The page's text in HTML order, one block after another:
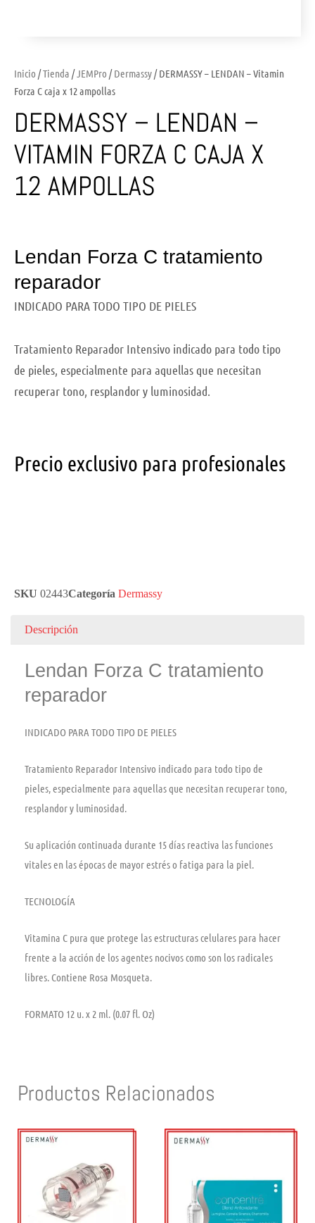
Inicio /Tienda /JEMPro /Dermassy/ DERMASSY – LENDAN – Vitamin
Forza C caja x 12 ampollas
DERMASSY – LENDAN –
VITAMIN FORZA C CAJA X
12 AMPOLLAS
Lendan Forza C tratamiento
reparador
INDICADO PARA TODO TIPO DE PIELES
Tratamiento Reparador Intensivo indicado para todo tipo
de pieles, especialmente para aquellas que necesitan
recuperar tono, resplandor y luminosidad.
Precio exclusivo para profesionales
SKU 02443Categoría Dermassy
Descripción
Lendan Forza C tratamiento
reparador
INDICADO PARA TODO TIPO DE PIELES
Tratamiento Reparador Intensivo indicado para todo tipo de
pieles, especialmente para aquellas que necesitan recuperar tono,
resplandor y luminosidad.
Su aplicación continuada durante 15 días reactiva las funciones
vitales en las épocas de mayor estrés o fatiga para la piel.
TECNOLOGÍA
Vitamina C pura que protege las estructuras celulares para hacer
frente a la acción de los agentes nocivos como son los radicales
libres. Contiene Rosa Mosqueta.
FORMATO 12 u. x 2 ml. (0.07 fl. Oz)
Productos Relacionados